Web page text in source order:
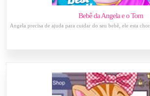
Bebê da Angela e o Tom
Angela precisa de ajuda para cuidar do seu bebê, ele esta